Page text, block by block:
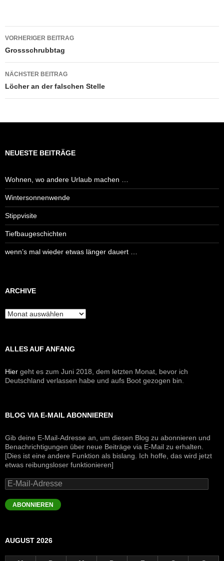
Beitragsnavigation
VORHERIGER BEITRAG
Grossschrubbtag
NÄCHSTER BEITRAG
Löcher an der falschen Stelle
NEUESTE BEITRÄGE
Wohnen, wo andere Urlaub machen …
Wintersonnenwende
Stippvisite
Tiefbaugeschichten
wenn’s mal wieder etwas länger dauert …
ARCHIVE
Archive
ALLES AUF ANFANG
Hier geht es zum Juni 2018, dem letzten Monat, bevor ich
Deutschland verlassen habe und aufs Boot gezogen bin.
BLOG VIA E-MAIL ABONNIEREN
Gib deine E-Mail-Adresse an, um diesen Blog zu abonnieren und
Benachrichtigungen über neue Beiträge via E-Mail zu erhalten.
[Dies ist eine andere Funktion als bislang. Ich hoffe, das wird jetzt
etwas reibungsloser funktionieren]
E-
Mail-
Adresse
ABONNIEREN
AUGUST 2026